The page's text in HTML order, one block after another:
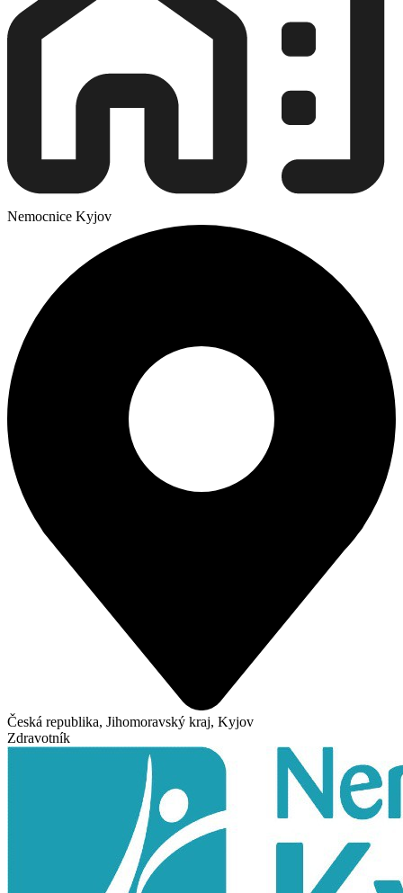
Nemocnice Kyjov
Česká republika, Jihomoravský kraj, Kyjov
Zdravotník